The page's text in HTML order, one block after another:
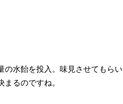
の水飴を投入。味見させてもらい
るのですね。